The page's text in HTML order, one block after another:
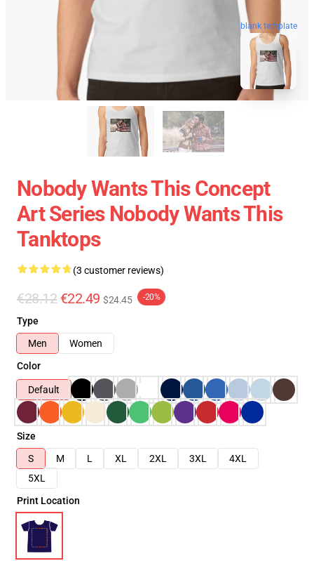
blank template
Nobody Wants This Concept
Art Series Nobody Wants This
Tanktops
(3 customer reviews)
€28.12 €22.49 $24.45 -20%
Type
Men
Women
Color
Default
Size
S
M L XL 2XL 3XL
4XL
5XL
Print Location